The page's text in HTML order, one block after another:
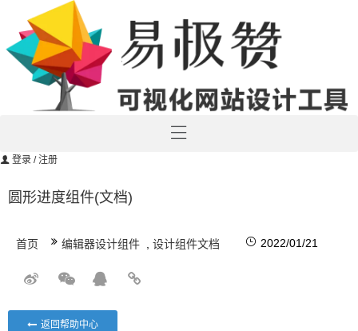
登录 / 注册
圆形进度组件(文档)
首页 编辑器设计组件 设计组件文档 2022/01/21
返回帮助中心